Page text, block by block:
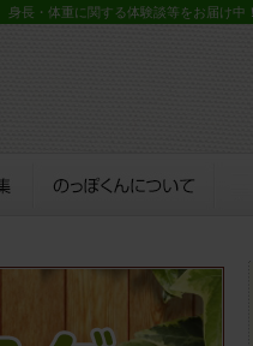
長・体重に関する体験談等をお届け中